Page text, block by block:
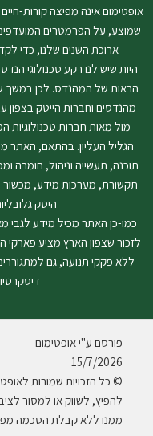
אופטימום אינה מפיצה קורות-
שמוצע, על הפרמטרים
ארוכת השנים שלנו, כדי
היות שיש לנו רקע טכנולוגי
הראות של המהנדס. לכן במשך
מהנדסים וחברות הייטק בצפון
מול מאות חברות טכנולוגיות
הגליל העליון. בהתאם, האתר
תוכנה, תעשייה וניהול, חומרה
תקשורת, מערכות מידע, מכשור
היטק
כמו-כן האתר מכיל מידע לגבי
לזכור שצפון הארץ מציע פארקי
ללא פקקי תנועה, גם
פורסם ע"י אופטימום
15/7/2026
© כל הזכויות שמורות
להפיץ, לשווק או למסור
ממנו ללא קבלת הסכמה